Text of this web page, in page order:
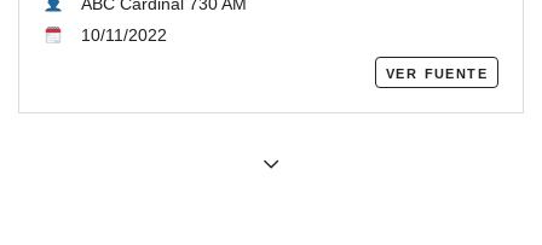
10/11/2022
ver fuente